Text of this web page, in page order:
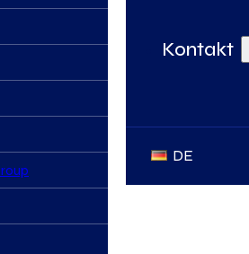
Kontakt
DE